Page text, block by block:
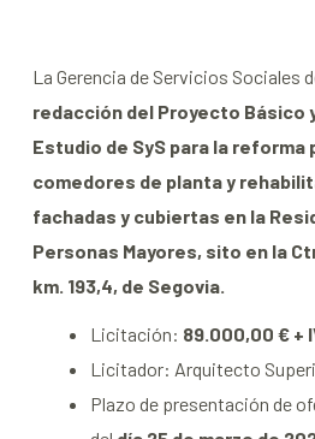
La Gerencia de Servicios Sociales
redacción del Proyecto Básico
Estudio de SyS para la reforma
comedores de planta y
fachadas y cubiertas en la
Personas Mayores, sito en la
km. 193,4, de Segovia.
Licitación: 89.000,00 € +
Licitador: Arquitecto
Plazo de presentación de